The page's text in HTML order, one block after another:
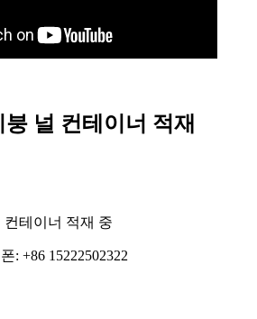
널 컨테이너 적재
테이너 적재 중
: +86 15222502322